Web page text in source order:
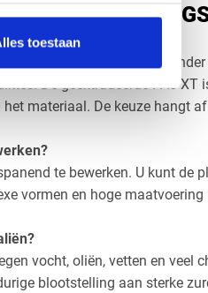
toestaan
over PA6 Nylon
en PA6 XT?
hogere maatvastheid,
De geëxtrudeerde PA6 XT
materiaal. De keuze hangt
te bewerken. U kunt de
vormen en hoge maatvoering
vocht, oliën, vetten en veel
blootstelling aan sterke